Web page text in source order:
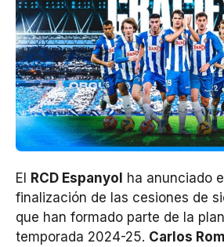
El RCD Espanyol ha anunciado
finalización de las cesiones de
que han formado parte de la
temporada 2024-25. Carlos